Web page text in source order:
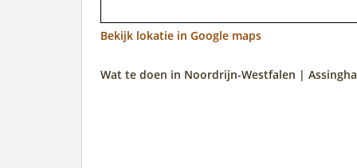
Bekijk lokatie in Google maps
Wat te doen in Noordrijn-Westfalen |